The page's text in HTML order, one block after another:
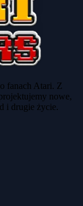
fanach Atari. Z
nowe,
i drugie życie.